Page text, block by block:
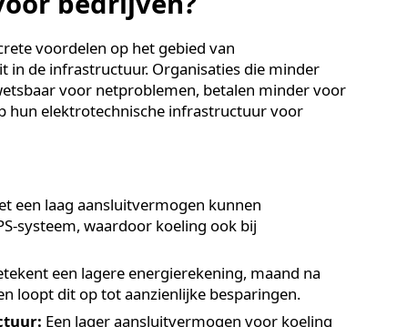
voor uw serverruimte of
minder
voor bedrijven?
voordelen op het gebied van
in de infrastructuur. Organisaties die minder
kwetsbaar voor netproblemen, betalen minder voor
op hun elektrotechnische infrastructuur voor